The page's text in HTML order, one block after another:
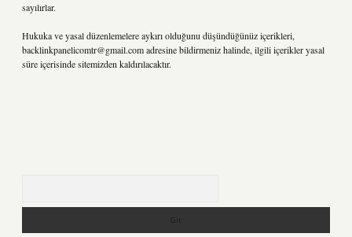
sayılırlar.
Hukuka ve yasal düzenlemelere aykırı olduğunu düşündüğünüz içerikleri,
backlinkpanelicomtr@gmail.comadresine bildirmeniz halinde, ilgili içerikler yasal
süre içerisinde sitemizden kaldırılacaktır.